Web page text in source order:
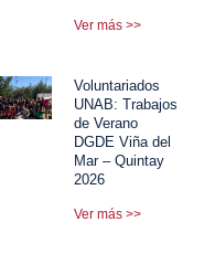
Ver más >>
Voluntariados
UNAB: Trabajos
de Verano
DGDE Viña del
Mar – Quintay
2026
Ver más >>